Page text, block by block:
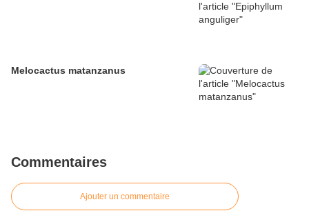
Melocactus matanzanus
Commentaires
Ajouter un commentaire